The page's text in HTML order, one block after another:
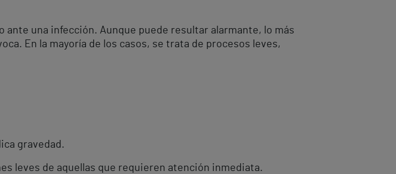
una infección. Aunque puede resultar alarmante, lo más
En la mayoría de los casos, se trata de procesos leves,
gravedad.
leves de aquellas que requieren atención inmediata.